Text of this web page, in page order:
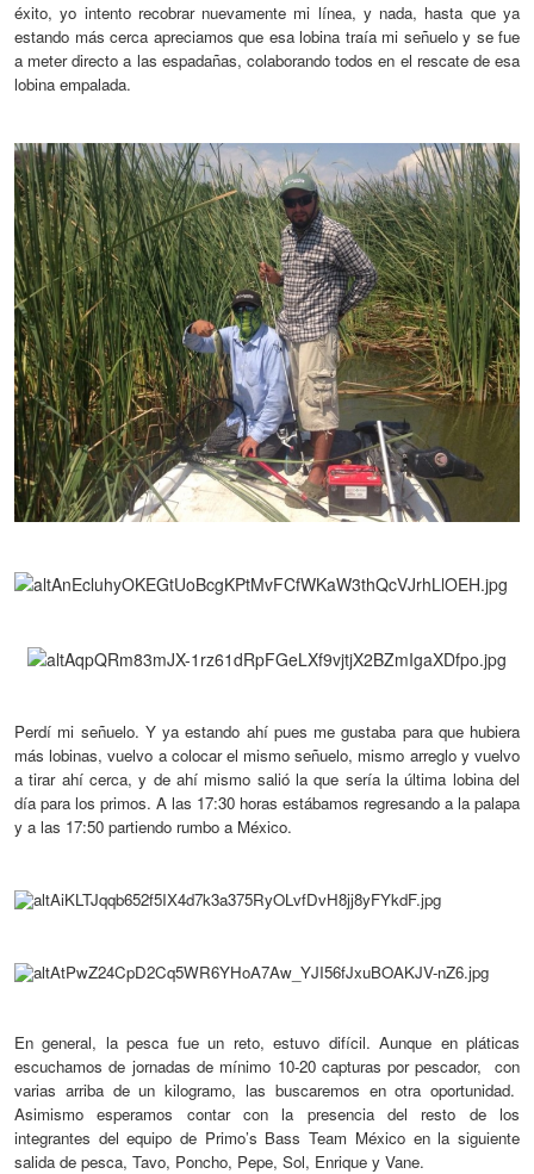
éxito, yo intento recobrar nuevamente mi línea, y nada, hasta que ya
estando más cerca apreciamos que esa lobina traía mi señuelo y se fue
a meter directo a las espadañas, colaborando todos en el rescatede esa
lobina empalada.
Perdí mi señuelo. Y ya estando ahí pues me gustaba para que hubiera
más lobinas, vuelvo a colocar el mismo señuelo, mismo arreglo y vuelvo
a tirarahí cerca, y de ahí mismo salió la que sería la última lobina del
día para los primos. A las 17:30 horas estábamos regresando a la palapa
y a las 17:50 partiendo rumbo a México.
En general, la pesca fue un reto, estuvo difícil. Aunque en pláticas
escuchamos de jornadas de mínimo 10-20 capturas por pescador,
con
varias arriba de un kilogramo, las buscaremos en otra oportunidad.
Asimismo esperamos contar con la presencia del resto de los
integrantes del equipo de Primo’s Bass Team México en la siguiente
salida de pesca, Tavo, Poncho, Pepe, Sol, Enrique y Vane.